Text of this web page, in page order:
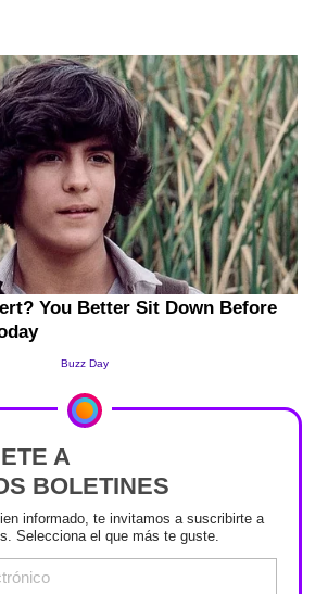
A
BOLETINES
informado, te invitamos a suscribirte a
Selecciona el que más te guste.